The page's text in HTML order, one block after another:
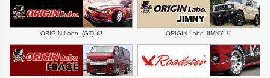
スバル 三菱
デリカ D:5
軽自動車 汎用
サイドパーツ
メンテナンスパーツ
ハイエースパーツ
ホイール
DAYTONA-RS
DAYTONA-RS NEO
ORIGIN Labo. (GT) ORIGIN Labo.JIMNY